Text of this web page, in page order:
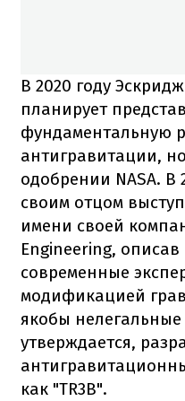
В 2020 году
планирует
фундаментальную
антигравитации,
одобрении NASA. В
своим отцом
имени своей
Engineering, описав
современные
модификацией
якобы
утверждается,
как "TR3B".